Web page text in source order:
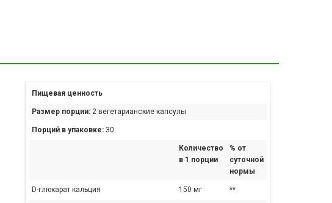
Пищевая ценность
Размер порции: 2 вегетарианские капсулы
Порций в упаковке: 30
Количество
в 1 порции
% от
суточной
нормы
D-глюкарат кальция 150 мг **